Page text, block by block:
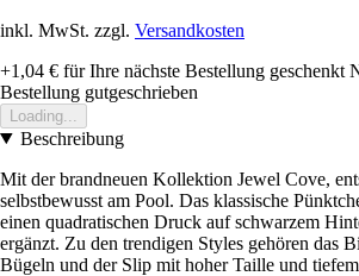
inkl. MwSt. zzgl. Versandkosten
+1,04 € für Ihre nächste Bestellung geschenkt
Bestellung gutgeschrieben
Loading...
Beschreibung
Mit der brandneuen Kollektion Jewel Cove,
selbstbewusst am Pool. Das klassische
einen quadratischen Druck auf schwarzem
ergänzt. Zu den trendigen Styles gehören das
Bügeln und der Slip mit hoher Taille und